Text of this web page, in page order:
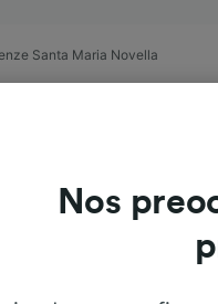
Santa Maria Novella
Nos